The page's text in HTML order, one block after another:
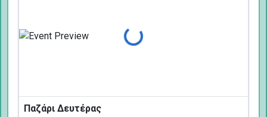
Φόρτωση...
Παζάρι Δευτέρας